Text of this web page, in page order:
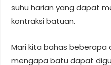
suhu harian yang dapat
kontraksi batuan.
Mari kita bahas beberapa
mengapa batu dapat